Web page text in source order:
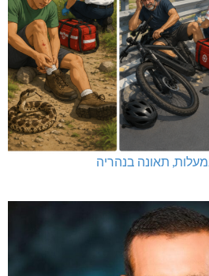
תאונה בנהריה